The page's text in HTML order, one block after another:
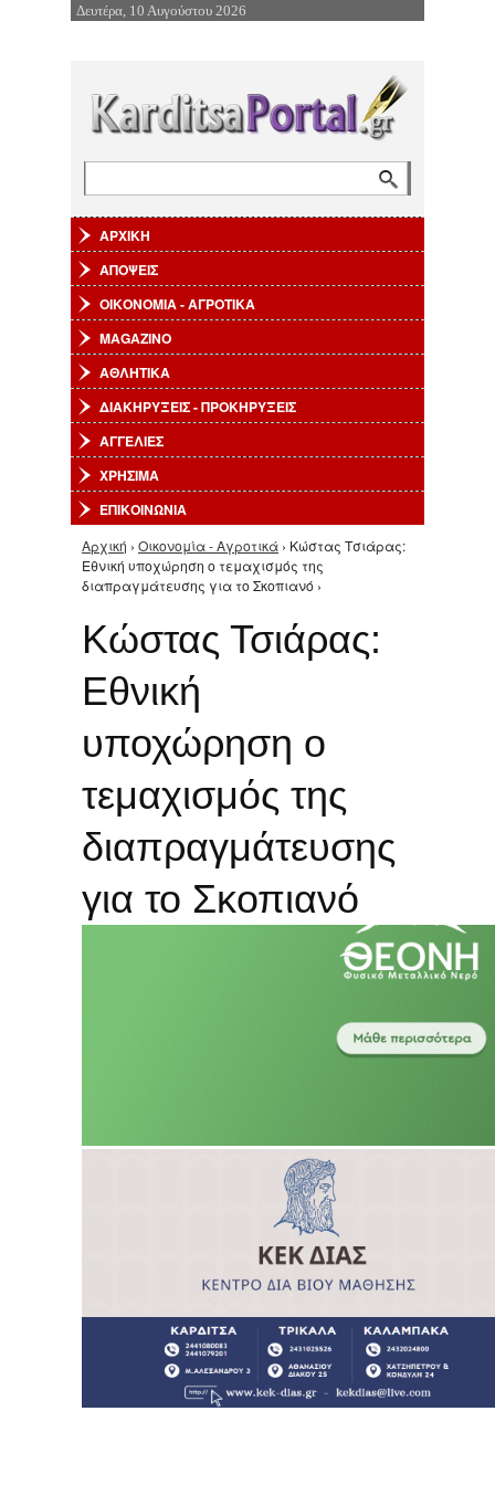
Επιστροφή στην Πλοήγηση
Δευτέρα, 10 Αυγούστου 2026
ΑΡΧΙΚΗ
ΑΠΟΨΕΙΣ
ΟΙΚΟΝΟΜΙΑ - ΑΓΡΟΤΙΚΑ
MAGAZINO
ΑΘΛΗΤΙΚΑ
ΔΙΑΚΗΡΥΞΕΙΣ - ΠΡΟΚΗΡΥΞΕΙΣ
ΑΓΓΕΛΙΕΣ
ΧΡΗΣΙΜΑ
ΕΠΙΚΟΙΝΩΝΙΑ
Είστε εδώ
Αρχική › Οικονομία - Αγροτικά › Κώστας Τσιάρας:
Εθνική υποχώρηση ο τεμαχισμός της
διαπραγμάτευσης για το Σκοπιανό ›
Κώστας Τσιάρας:
Εθνική
υποχώρηση ο
τεμαχισμός της
διαπραγμάτευσης
για το Σκοπιανό